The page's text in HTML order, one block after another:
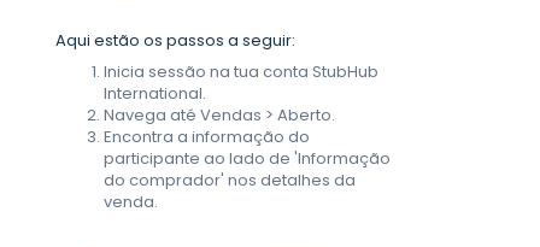
Aqui estão os passos a seguir:
Inicia sessão na tua conta StubHub
International.
Navega até Vendas > Aberto.
Encontra a informação do
participante ao lado de 'Informação
do comprador' nos detalhes da
venda.